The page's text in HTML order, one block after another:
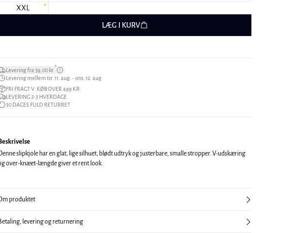
XXL
LÆG I KURV
Levering fra 39,00 kr.*
Levering mellem tir. 11. aug. - ons. 12. aug.
FRI FRAGT V. KØB OVER 499 KR.
LEVERING 2-3 HVERDAGE
30 DAGES FULD RETURRET
slipkjole har en glat, lige silhuet, blødt udtryk og justerbare, smalle stropper. V-udskæring
over-knæet-længde giver et rent look.
produktet
levering og returnering